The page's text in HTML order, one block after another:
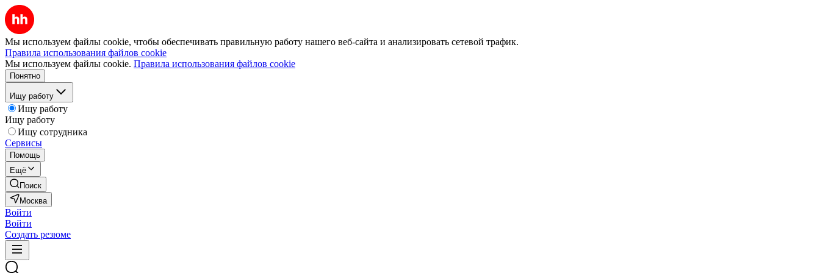
Мы используем файлы cookie, чтобы обеспечивать правильную работу нашего веб-сайта и анализировать сетевой трафик.
Правила использования файлов cookie
Мы используем файлы cookie. Правила использования файлов cookie
Понятно
Ищу работу
Ищу работу
Ищу работу
Ищу сотрудника
Сервисы
Помощь
Ещё
Поиск
Москва
Войти
Войти
Создать резюме